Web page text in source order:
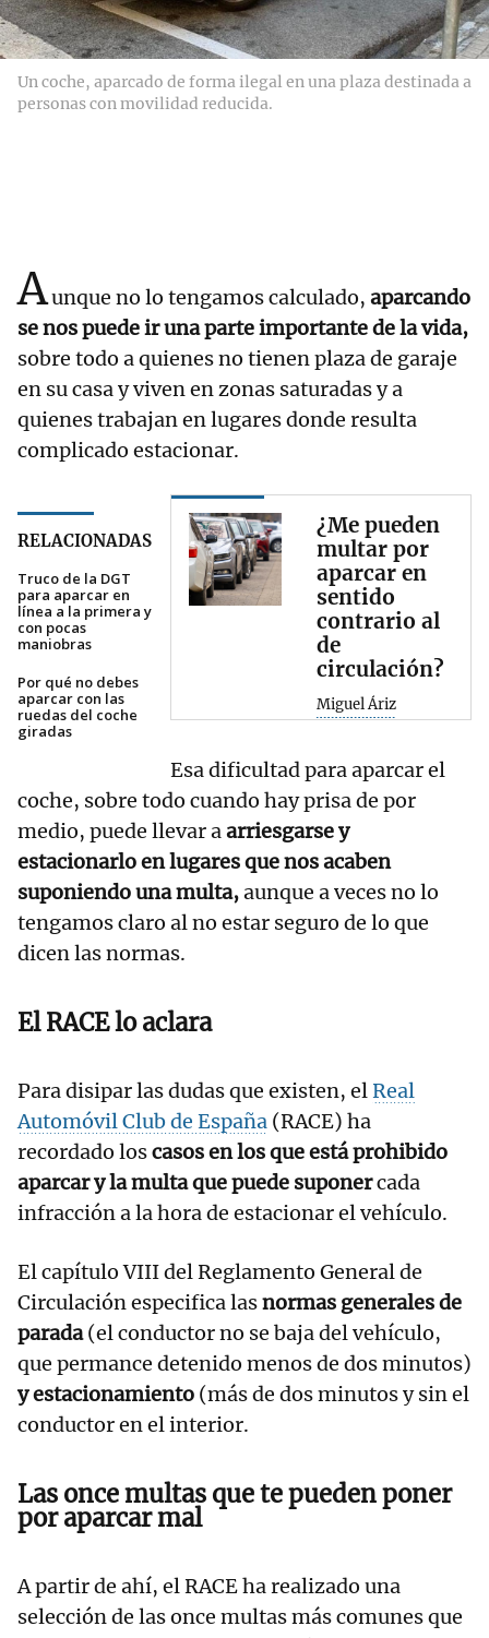
Un coche, aparcado de forma ilegal en una plaza destinada a
personas con movilidad reducida.
Aunque no lo tengamos calculado, aparcando
se nos puede ir una parte importante de la vida,
sobre todo a quienes no tienen plaza de garaje
en su casa y viven en zonas saturadas y a
quienes trabajan en lugares donde resulta
complicado estacionar.
RELACIONADAS
Truco de la DGT
para aparcar en
línea a la primera y
con pocas
maniobras
Por qué no debes
aparcar con las
ruedas del coche
giradas
¿Me pueden
multar por
aparcar en
sentido
contrario al
de
circulación?
Miguel Áriz
Esa dificultad para aparcar el
coche, sobre todo cuando hay prisa de por
medio, puede llevar aarriesgarse y
estacionarlo en lugares que nos acaben
suponiendo una multa,aunque a veces no lo
tengamos claro al no estar seguro de lo que
dicen las normas.
El RACE lo aclara
Para disipar las dudas que existen, elReal
Automóvil Club de España (RACE) ha
recordado loscasos en los que está prohibido
aparcar y la multa que puede suponercada
infracción a la hora de estacionar el vehículo.
El capítulo VIII del Reglamento General de
Circulación especifica lasnormas generales de
parada(el conductor no se baja del vehículo,
que permance detenido menos de dos minutos)
y estacionamiento (más de dos minutos y sin el
conductor en el interior.
Las once multas que te pueden poner
por aparcar mal
A partir de ahí, el RACE ha realizado una
selección de las once multas más comunes que